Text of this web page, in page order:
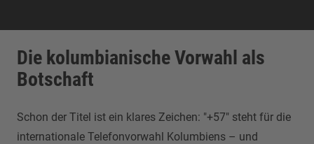
Die kolumbianische Vorwahl als
Botschaft
Schon der Titel ist ein klares Zeichen: "+57" steht für die
internationale Telefonvorwahl Kolumbiens – und